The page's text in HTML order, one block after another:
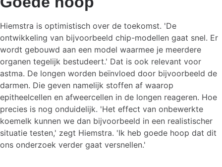
Hiemstra is optimistisch over de toekomst. 'De
ontwikkeling van bijvoorbeeld chip-modellen gaat snel. Er
wordt gebouwd aan een model waarmee je meerdere
organen tegelijk bestudeert.' Dat is ook relevant voor
astma. De longen worden beïnvloed door bijvoorbeeld de
darmen. Die geven namelijk stoffen af waarop
epitheelcellen en afweercellen in de longen reageren. Hoe
precies is nog onduidelijk. 'Het effect van onbewerkte
koemelk kunnen we dan bijvoorbeeld in een realistischer
situatie testen,' zegt Hiemstra. 'Ik heb goede hoop dat dit
ons onderzoek verder gaat versnellen.'